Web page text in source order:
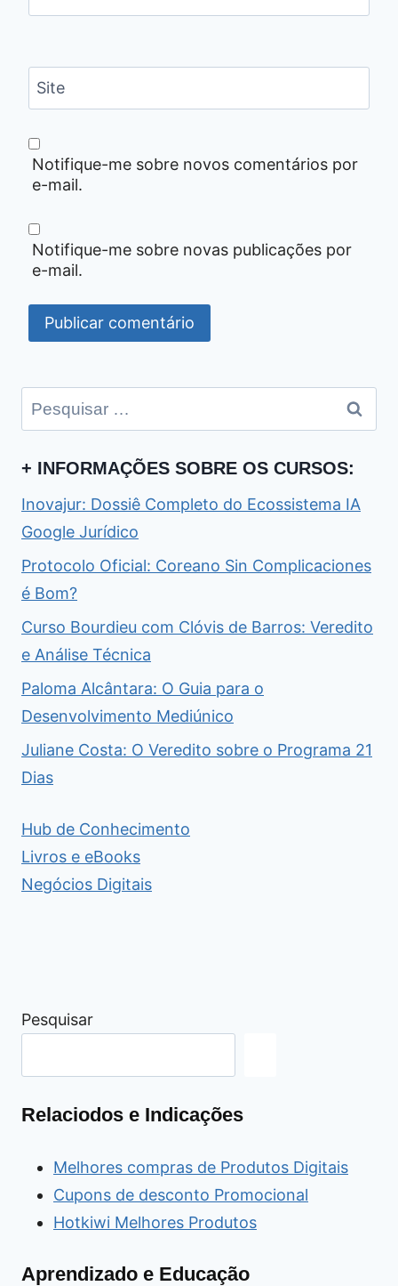
Site
Notifique-me sobre novos comentários por
e-mail.
Notifique-me sobre novas publicações por
e-mail.
Pesquisar
por:
+ INFORMAÇÕES SOBRE OS CURSOS:
Inovajur: Dossiê Completo do Ecossistema IA
Google Jurídico
Protocolo Oficial: Coreano Sin Complicaciones
é Bom?
Curso Bourdieu com Clóvis de Barros: Veredito
e Análise Técnica
Paloma Alcântara: O Guia para o
Desenvolvimento Mediúnico
Juliane Costa: O Veredito sobre o Programa 21
Dias
Hub de Conhecimento
Livros e eBooks
Negócios Digitais
Pesquisar
Relaciodos e Indicações
Melhores compras de Produtos Digitais
Cupons de desconto Promocional
Hotkiwi Melhores Produtos
Aprendizado e Educação